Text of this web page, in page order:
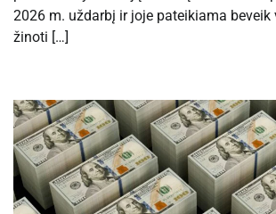
2026 m. uždarbį ir joje pateikiama beveik
žinoti […]